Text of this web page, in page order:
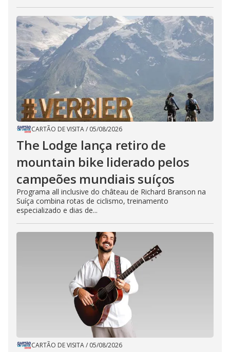
CARTÃO DE VISITA/ 05/08/2026
The Lodge lança retiro de
mountain bike liderado pelos
campeões mundiais suíços
Programa all inclusive do château de Richard Branson na
Suíça combina rotas de ciclismo, treinamento
especializado e dias de...
CARTÃO DE VISITA/ 05/08/2026